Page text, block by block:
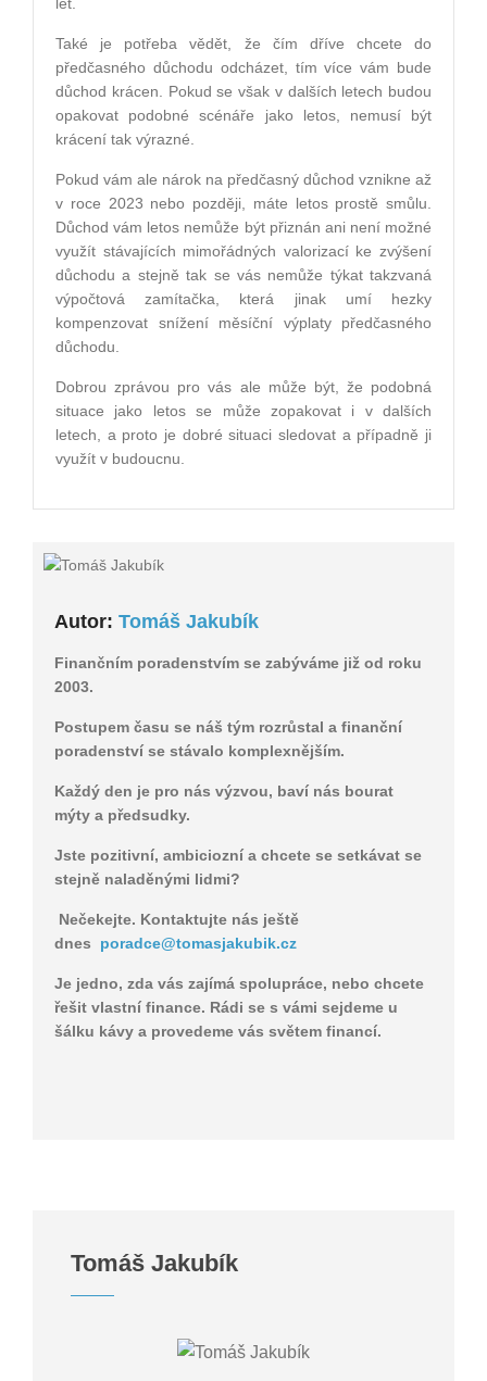
Také je potřeba vědět, že čím dříve chcete do
předčasného důchodu odcházet, tím více vám bude
důchod krácen. Pokud se však v dalších letech budou
opakovat podobné scénáře jako letos, nemusí být
krácení tak výrazné.
Pokud vám ale nárok na předčasný důchod vznikne až
v roce 2023 nebo později, máte letos prostě smůlu.
Důchod vám letos nemůže být přiznán ani není možné
využít stávajících mimořádných valorizací ke zvýšení
důchodu a stejně tak se vás nemůže týkat takzvaná
výpočtová zamítačka, která jinak umí hezky
kompenzovat snížení měsíční výplaty předčasného
důchodu.
Dobrou zprávou pro vás ale může být, že podobná
situace jako letos se může zopakovat i v dalších
letech, a proto je dobré situaci sledovat a případně ji
využít v budoucnu.
Autor: Tomáš Jakubík
Finančním poradenstvím se zabýváme již od roku
2003.
Postupem času se náš tým rozrůstal a finanční
poradenství se stávalo komplexnějším.
Každý den je pro nás výzvou, baví nás bourat
mýty a předsudky.
Jste pozitivní, ambiciozní a chcete se setkávat se
stejně naladěnými lidmi?
Nečekejte. Kontaktujte nás ještě
dnes poradce@tomasjakubik.cz
Je jedno, zda vás zajímá spolupráce, nebo chcete
řešit vlastní finance. Rádi se s vámi sejdeme u
šálku kávy a provedeme vás světem financí.
Tomáš Jakubík